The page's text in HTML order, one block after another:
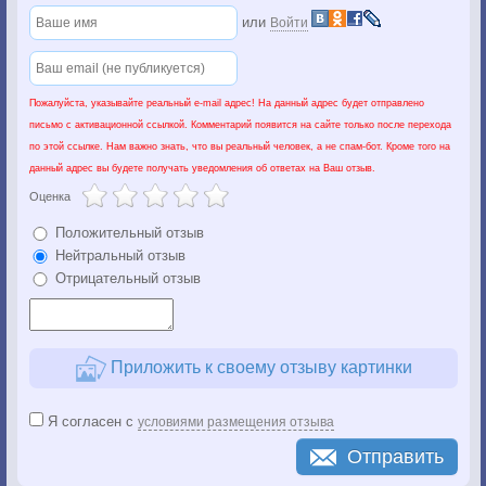
или Войти
Пожалуйста, указывайте реальный e-mail адрес! На данный адрес будет отправлено
письмо с активационной ссылкой. Комментарий появится на сайте только после перехода
по этой ссылке. Нам важно знать, что вы реальный человек, а не спам-бот. Кроме того на
данный адрес вы будете получать уведомления об ответах на Ваш отзыв.
Оценка
Положительный отзыв
Нейтральный отзыв
Отрицательный отзыв
Приложить к своему отзыву картинки
Я согласен с условиями размещения отзыва
Отправить